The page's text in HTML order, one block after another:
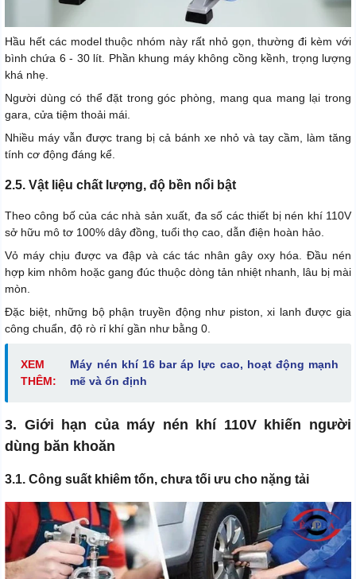
Hầu hết các model thuộc nhóm này rất nhỏ gọn, thường đi kèm với
bình chứa 6 - 30 lít. Phần khung máy không cồng kềnh, trọng lượng
khá nhẹ.
Người dùng có thể đặt trong góc phòng, mang qua mang lại trong
gara, cửa tiệm thoải mái.
Nhiều máy vẫn được trang bị cả bánh xe nhỏ và tay cầm, làm tăng
tính cơ động đáng kể.
2.5. Vật liệu chất lượng, độ bền nổi bật
Theo công bố của các nhà sản xuất, đa số các thiết bị nén khí 110V
sở hữu mô tơ 100% dây đồng, tuổi thọ cao, dẫn điện hoàn hảo.
Vỏ máy chịu được va đập và các tác nhân gây oxy hóa. Đầu nén
hợp kim nhôm hoặc gang đúc thuộc dòng tản nhiệt nhanh, lâu bị mài
mòn.
Đặc biệt, những bộ phận truyền động như piston, xi lanh được gia
công chuẩn, độ rò rỉ khí gần như bằng 0.
XEM
THÊM:
Máy nén khí 16 bar áp lực cao, hoạt động mạnh
mẽ và ổn định
3. Giới hạn của máy nén khí 110V khiến người
dùng băn khoăn
3.1. Công suất khiêm tốn, chưa tối ưu cho nặng tải